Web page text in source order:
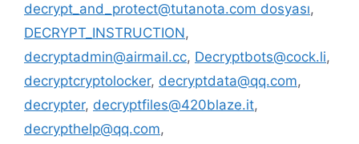
decrypt_and_protect@tutanota.com dosyası,
DECRYPT_INSTRUCTION,
decryptadmin@airmail.cc, Decryptbots@cock.li,
decryptcryptolocker, decryptdata@qq.com,
decrypter, decryptfiles@420blaze.it,
decrypthelp@qq.com,